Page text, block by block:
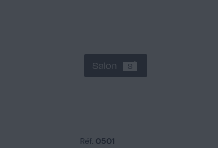
Salon 8
Réf. 0501